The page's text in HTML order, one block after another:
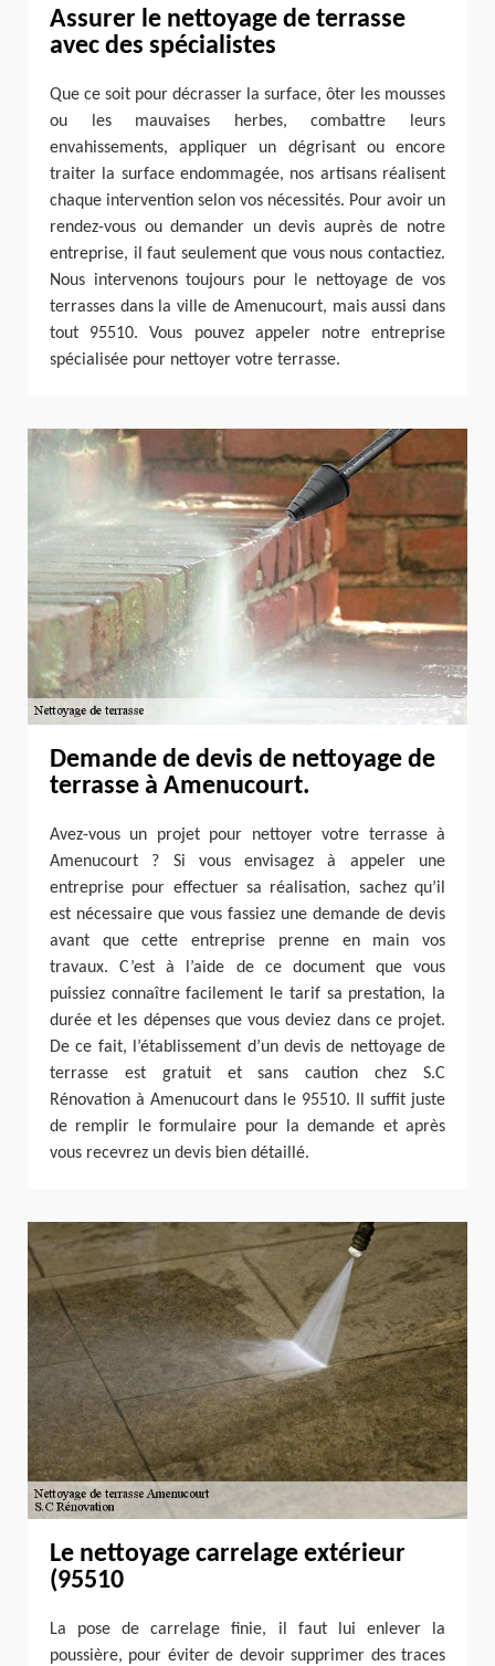
Assurer le nettoyage de terrasse
avec des spécialistes
Que ce soit pour décrasser la surface, ôter les mousses
ou les mauvaises herbes, combattre leurs
envahissements, appliquer un dégrisant ou encore
traiter la surface endommagée, nos artisans réalisent
chaque intervention selon vos nécessités. Pour avoir un
rendez-vous ou demander un devis auprès de notre
entreprise, il faut seulement que vous nous contactiez.
Nous intervenons toujours pour le nettoyage de vos
terrasses dans la ville de Amenucourt, mais aussi dans
tout 95510. Vous pouvez appeler notre entreprise
spécialisée pour nettoyer votre terrasse.
Demande de devis de nettoyage de
terrasse à Amenucourt.
Avez-vous un projet pour nettoyer votre terrasse à
Amenucourt ? Si vous envisagez à appeler une
entreprise pour effectuer sa réalisation, sachez qu’il
est nécessaire que vous fassiez une demande de devis
avant que cette entreprise prenne en main vos
travaux. C’est à l’aide de ce document que vous
puissiez connaître facilement le tarif sa prestation, la
durée et les dépenses que vous deviez dans ce projet.
De ce fait, l’établissement d’un devis de nettoyage de
terrasse est gratuit et sans caution chez S.C
Rénovation à Amenucourt dans le 95510. Il suffit juste
de remplir le formulaire pour la demande et après
vous recevrez un devis bien détaillé.
Le nettoyage carrelage extérieur
(95510
La pose de carrelage finie, il faut lui enlever la
poussière, pour éviter de devoir supprimer des traces